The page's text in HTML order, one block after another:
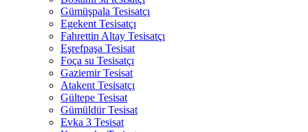
Gümüşpala Tesisatçı
Egekent Tesisatçı
Fahrettin Altay Tesisatçı
Eşrefpaşa Tesisat
Foça su Tesisatçı
Gaziemir Tesisat
Atakent Tesisatçı
Gültepe Tesisat
Gümüldür Tesisat
Evka 3 Tesisat